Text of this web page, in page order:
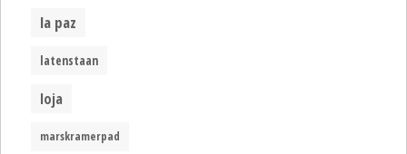
la paz
latenstaan
loja
marskramerpad